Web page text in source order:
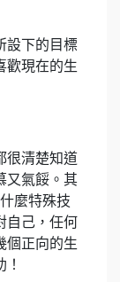
設下的目標
歡現在的生
很清楚知道
又氣餒。其
麼特殊技
自己，任何
個正向的生